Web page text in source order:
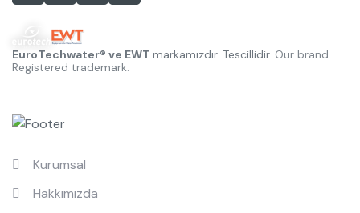
EuroTechwater® ve EWT markamızdır. Tescillidir. Our brand.
Registered trademark.
Kurumsal
Hakkımızda